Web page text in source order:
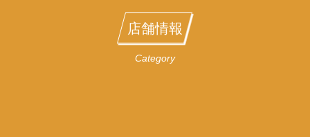
店舗情報
Category